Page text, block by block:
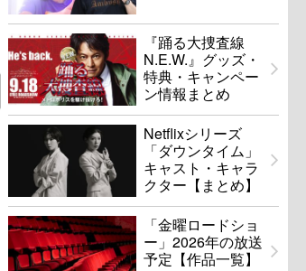
『踊る大捜査線
N.E.W.』グッズ・
特典・キャンペー
ン情報まとめ
Netflixシリーズ
「ダウンタイム」
キャスト・キャラ
クター【まとめ】
「金曜ロードショ
ー」2026年の放送
予定【作品一覧】